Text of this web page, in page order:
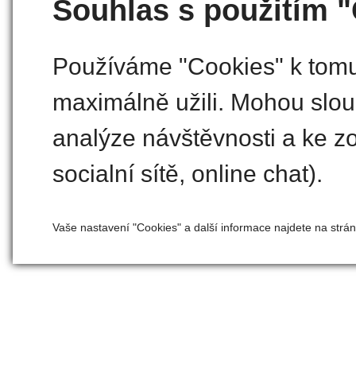
Souhlas s použitím
Používáme "Cookies" k
maximálně užili. Mohou
analýze návštěvnosti a ke
socialní sítě, online chat).
Vaše nastavení "Cookies" a další informace najdete na